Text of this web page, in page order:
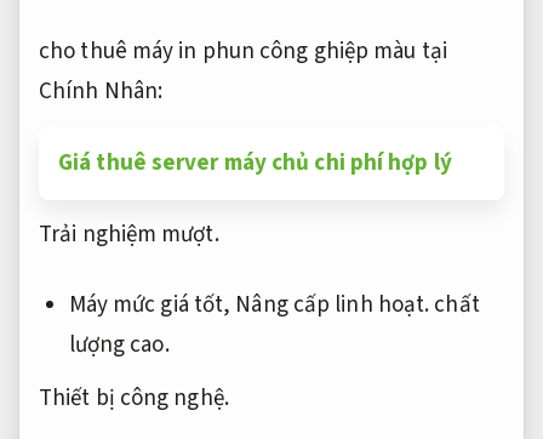
cho thuê máy in phun công ghiệp màu tại
Chính Nhân:
Giá thuê server máy chủ chi phí hợp lý
Trải nghiệm mượt.
Máy mức giá tốt, Nâng cấp linh hoạt.chất
lượng cao.
Thiết bị công nghệ.